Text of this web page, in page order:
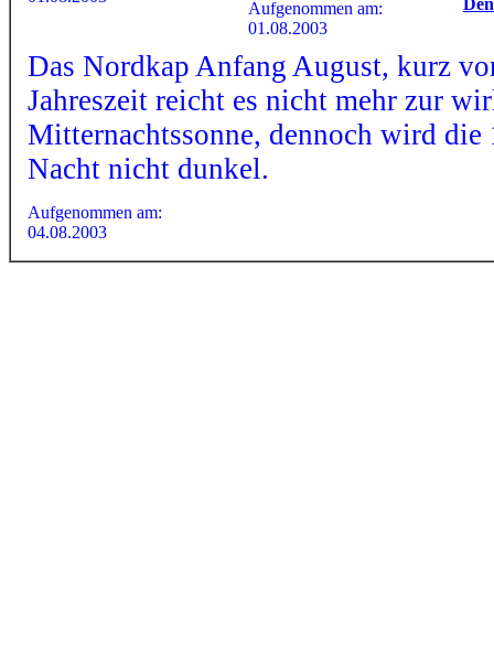
Aufgenommen am:
01.08.2003
Das Nordkap Anfang August, kurz
Jahreszeit reicht es nicht mehr zur
Mitternachtssonne, dennoch wird die
Nacht nicht dunkel.
Aufgenommen am:
04.08.2003